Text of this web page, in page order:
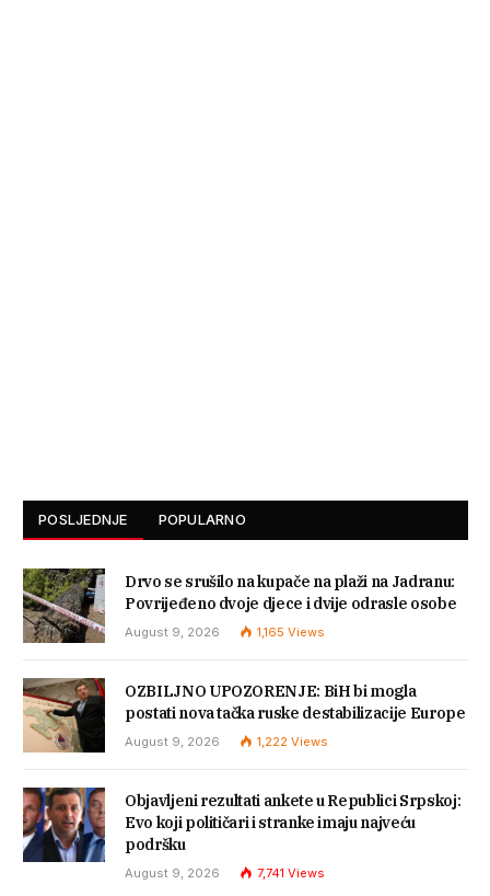
POSLJEDNJE POPULARNO
Drvo se srušilo na kupače na plaži na Jadranu:
Povrijeđeno dvoje djece i dvije odrasle osobe
August 9, 2026 1,165 Views
OZBILJNO UPOZORENJE: BiH bi mogla
postati nova tačka ruske destabilizacije Europe
August 9, 2026 1,222 Views
Objavljeni rezultati ankete u Republici Srpskoj:
Evo koji političari i stranke imaju najveću
podršku
August 9, 2026 7,741 Views